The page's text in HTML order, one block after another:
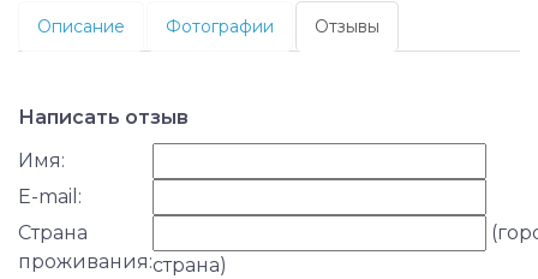
Описание Фотографии Отзывы
Написать отзыв
Имя:
E-mail:
Страна
проживания:страна)